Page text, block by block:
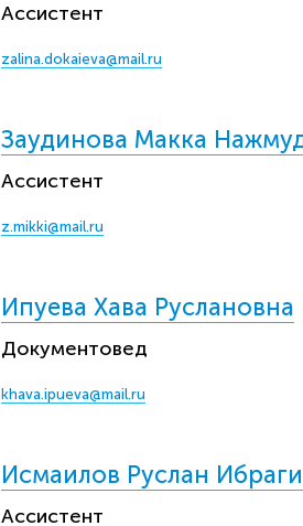
Ассистент
zalina.dokaieva@mail.ru
Заудинова Макка
Ассистент
z.mikki@mail.ru
Ипуева Хава Руслановна
Документовед
khava.ipueva@mail.ru
Исмаилов Руслан
Ассистент